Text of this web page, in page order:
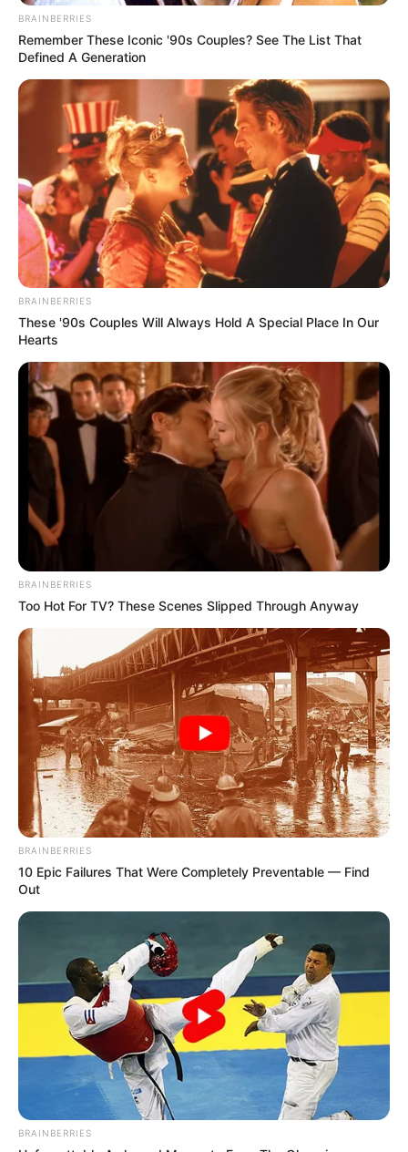
BRAINBERRIES
Remember These Iconic '90s Couples? See The List That
Defined A Generation
BRAINBERRIES
These '90s Couples Will Always Hold A Special Place In Our
Hearts
BRAINBERRIES
Too Hot For TV? These Scenes Slipped Through Anyway
BRAINBERRIES
10 Epic Failures That Were Completely Preventable — Find
Out
BRAINBERRIES